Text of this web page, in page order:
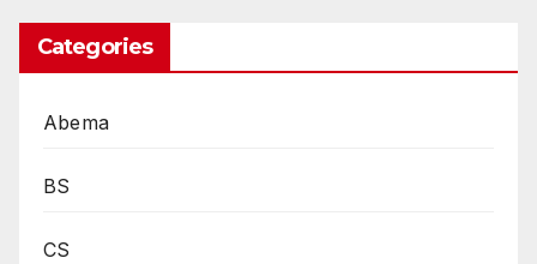
Categories
Abema
BS
CS